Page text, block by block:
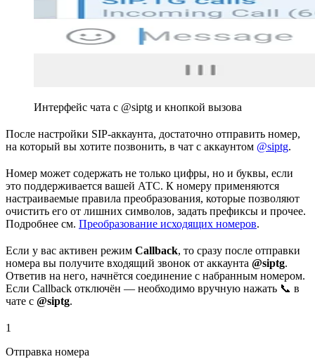
Интерфейс чата с @siptg и кнопкой вызова
После настройки SIP-аккаунта, достаточно отправить номер,
на который вы хотите позвонить, в чат с аккаунтом @siptg.
Номер может содержать не только цифры, но и буквы, если
это поддерживается вашей АТС. К номеру применяются
настраиваемые правила преобразования, которые позволяют
очистить его от лишних символов, задать префиксы и прочее.
Подробнее см. Преобразование исходящих номеров.
Если у вас активен режим Callback, то сразу после отправки
номера вы получите входящий звонок от аккаунта @siptg.
Ответив на него, начнётся соединение с набранным номером.
Если Callback отключён — необходимо вручную нажать 📞 в
чате с @siptg.
1
Отправка номера